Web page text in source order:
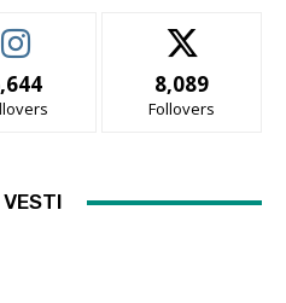
8,089
Follovers